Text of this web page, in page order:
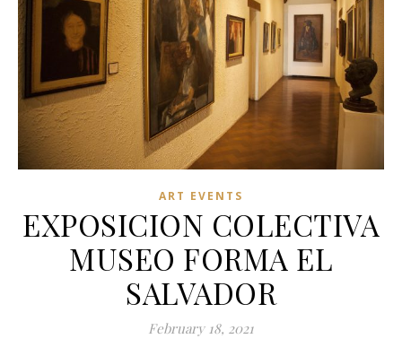
ART EVENTS
EXPOSICION COLECTIVA
MUSEO FORMA EL
SALVADOR
February 18, 2021